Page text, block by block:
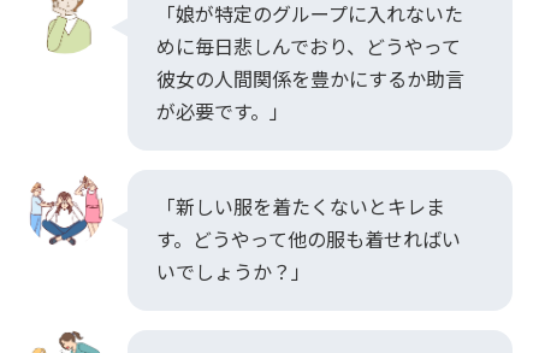
「娘が特定のグループに入れないた
めに毎日悲しんでおり、どうやって
彼女の人間関係を豊かにするか助言
が必要です。」
「新しい服を着たくないとキレま
す。どうやって他の服も着せればい
いでしょうか？」